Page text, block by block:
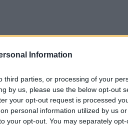
Information
third parties, or processing of your
by us, please use the below opt-out
your opt-out request is processed
personal information utilized by us
your opt-out. You may separately